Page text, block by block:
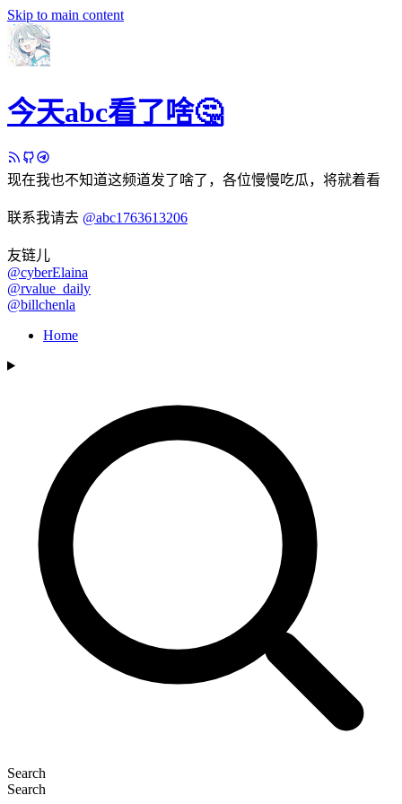
Skip to main content
今天abc看了啥🤔
现在我也不知道这频道发了啥了，各位慢慢吃瓜，将就着看
联系我请去 @abc1763613206
友链儿
@cyberElaina
@rvalue_daily
@billchenla
Home
Search
Search